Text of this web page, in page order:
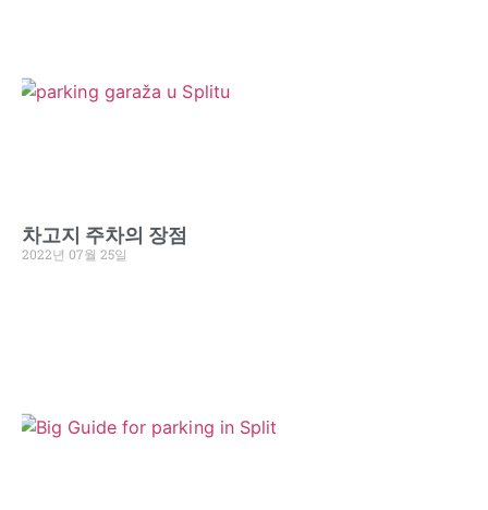
차고지 주차의 장점
2022년 07월 25일